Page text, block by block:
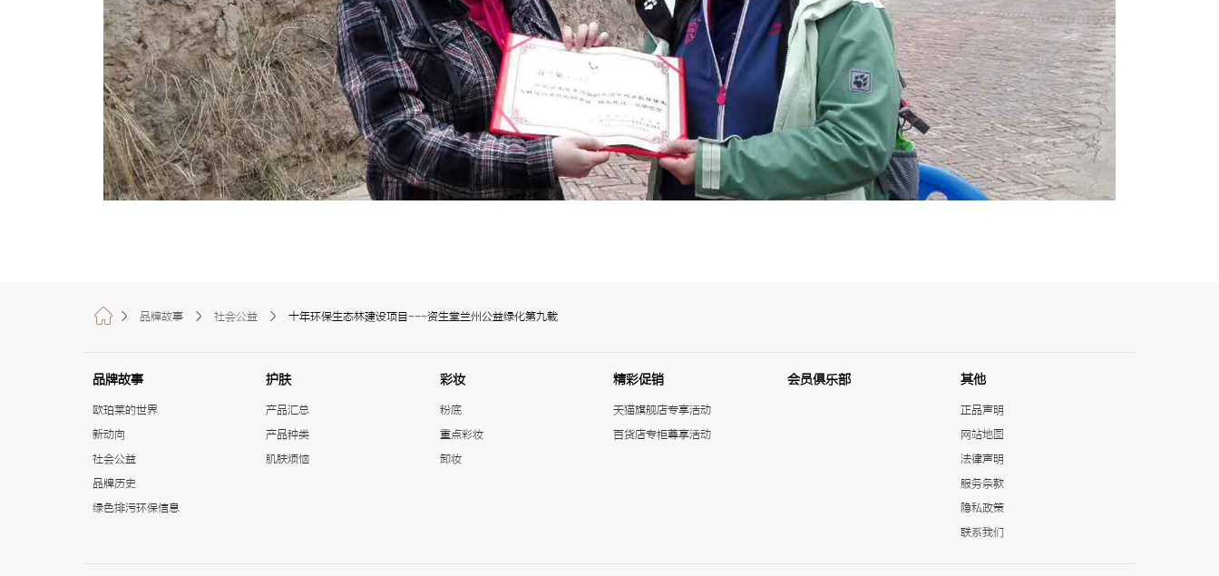
品牌故事 社会公益 十年环保生态林建设项目---资生堂兰州公益绿化第九载
品牌故事
欧珀莱的世界
新动向
社会公益
品牌历史
绿色排污环保信息
护肤
产品汇总
产品种类
肌肤烦恼
彩妆
粉底
重点彩妆
卸妆
精彩促销
天猫旗舰店专享活动
百货店专柜尊享活动
会员俱乐部 其他
正品声明
网站地图
法律声明
服务条款
隐私政策
联系我们